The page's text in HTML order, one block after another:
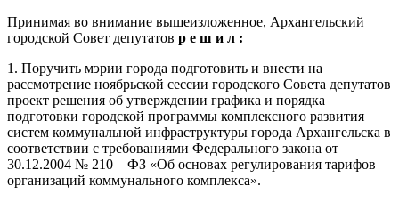
Принимая во внимание вышеизложенное, Архангельский
городской Совет депутатов р е ш и л :
1. Поручить мэрии города подготовить и внести на
рассмотрение ноябрьской сессии городского Совета депутатов
проект решения об утверждении графика и порядка
подготовки городской программы комплексного развития
систем коммунальной инфраструктуры города Архангельска в
соответствии с требованиями Федерального закона от
30.12.2004 № 210 – ФЗ «Об основах регулирования тарифов
организаций коммунального комплекса».